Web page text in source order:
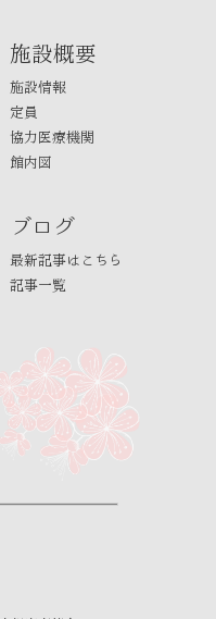
施設概要
施設情報
定員
協力医療機関
館内図
ブログ
最新記事はこちら
記事一覧